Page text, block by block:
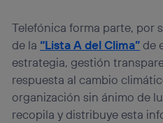
Telefónica forma parte, por
de la“Lista A del Clima”de
estrategia, gestión
respuesta al cambio
organización sin ánimo de
recopila y distribuye esta